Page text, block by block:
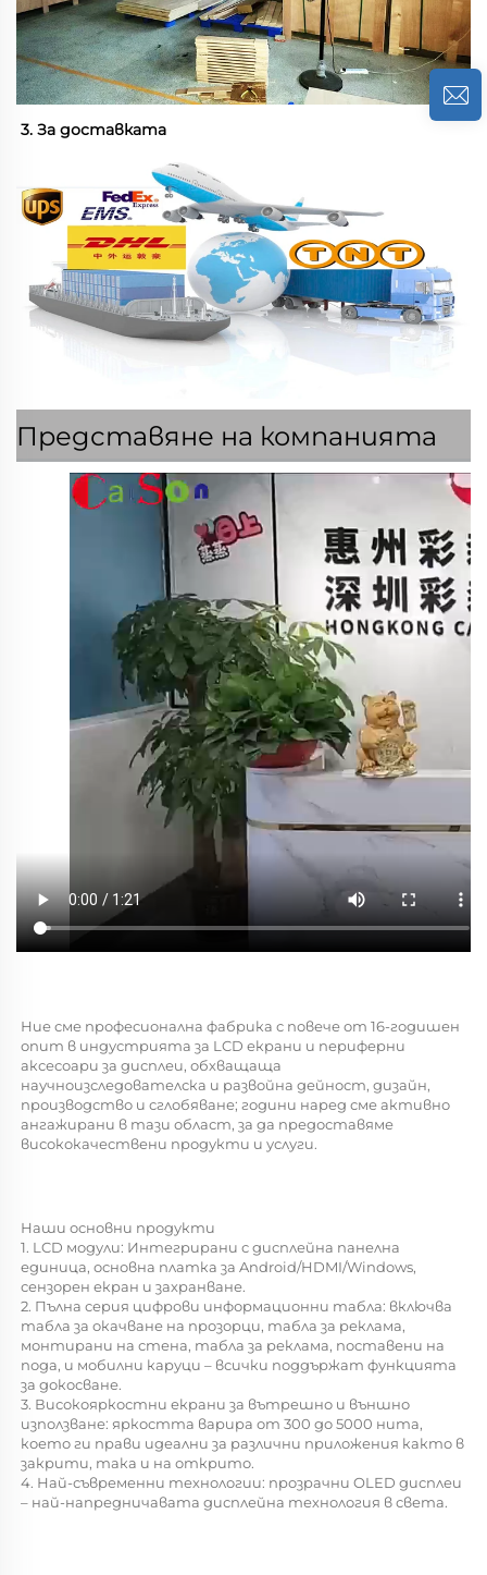
3. За доставката
Представяне на компанията
Ние сме професионална фабрика с повече от 16-годишен
опит в индустрията за LCD екрани и периферни
аксесоари за дисплеи, обхващаща
научноизследователска и развойна дейност, дизайн,
производство и сглобяване; години наред сме активно
ангажирани в тази област, за да предоставяме
висококачествени продукти и услуги.
Наши основни продукти
1. LCD модули: Интегрирани с дисплейна панелна
единица, основна платка за Android/HDMI/Windows,
сензорен екран и захранване.
2. Пълна серия цифрови информационни табла: включва
табла за окачване на прозорци, табла за реклама,
монтирани на стена, табла за реклама, поставени на
пода, и мобилни каруци – всички поддържат функцията
за докосване.
3. Високояркостни екрани за вътрешно и външно
използване: яркостта варира от 300 до 5000 нита,
което ги прави идеални за различни приложения както в
закрити, така и на открито.
4. Най-съвременни технологии: прозрачни OLED дисплеи
– най-напредничавата дисплейна технология в света.